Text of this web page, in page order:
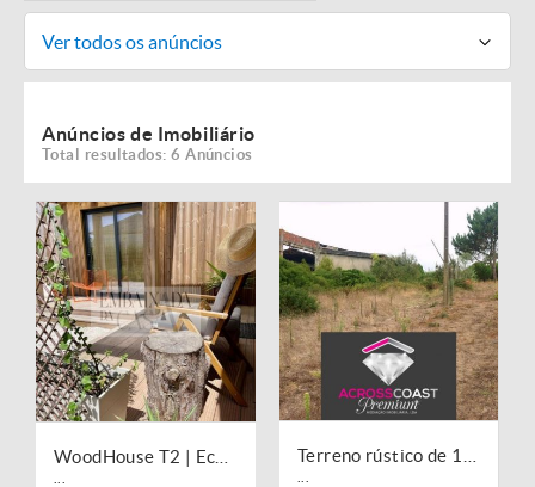
Ver todos os anúncios
Anúncios de Imobiliário
Total resultados: 6 Anúncios